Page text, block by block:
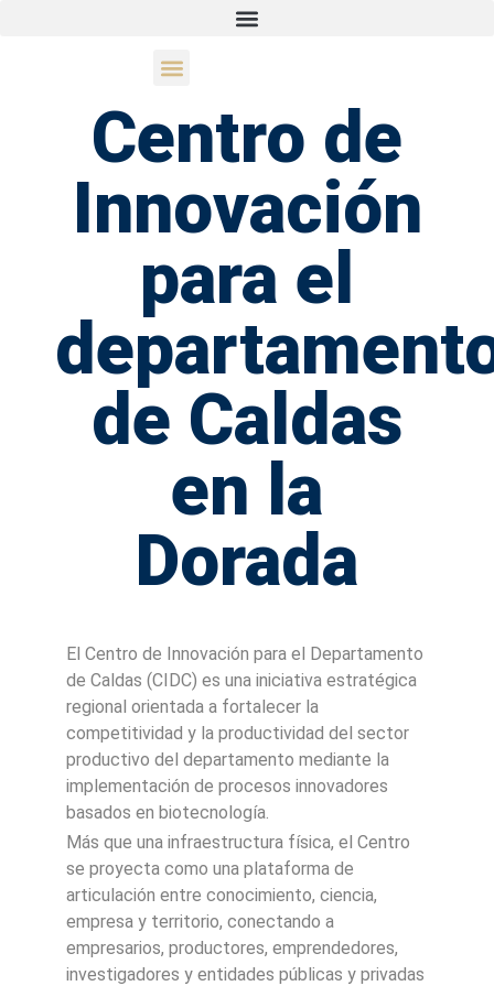
Centro de
Innovación
para el
de Caldas
en la
Dorada
El Centro de Innovación para el Departamento
de Caldas (CIDC) es una iniciativa estratégica
regional orientada a fortalecer la
competitividad y la productividad del sector
productivo del departamento mediante la
implementación de procesos innovadores
basados en biotecnología.
Más que una infraestructura física, el Centro
se proyecta como una plataforma de
articulación entre conocimiento, ciencia,
empresa y territorio, conectando a
empresarios, productores, emprendedores,
investigadores y entidades públicas y privadas